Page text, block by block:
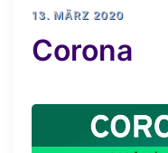
13. MÄRZ 2020
Corona